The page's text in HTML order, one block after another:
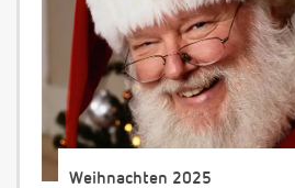
Weihnachten 2025